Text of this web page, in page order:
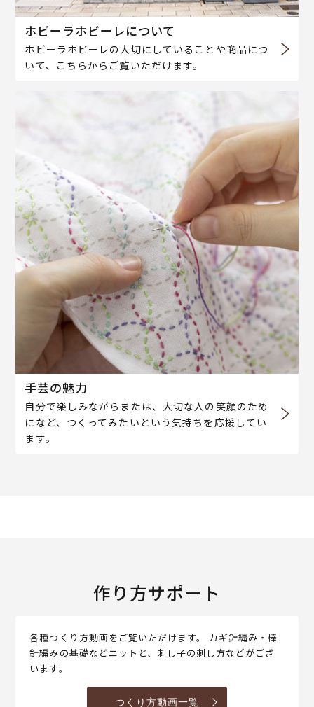
ホビーラホビーレについて
ホビーラホビーレの大切にしていることや商品につ
いて、こちらからご覧いただけます。
手芸の魅力
自分で楽しみながらまたは、大切な人の笑顔のため
になど、つくってみたいという気持ちを応援してい
ます。
作り方サポート
各種つくり方動画をご覧いただけます。 カギ針編み・棒
針編みの基礎などニットと、刺し子の刺し方などがござ
います。
つくり方動画一覧